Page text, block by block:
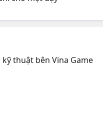
thuật bên Vina Game